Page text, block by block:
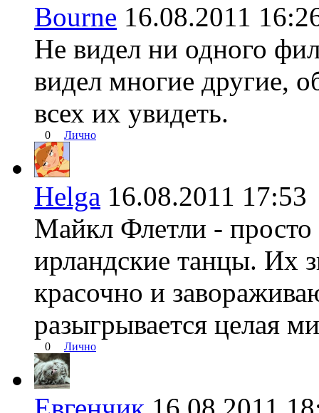
Bourne 16.08.2011
Не видел ни одного
видел многие другие,
всех их увидеть.
0 Лично
Helga 16.08.2011
Майкл Флетли - просто
ирландские танцы. Их
красочно и
разыгрывается целая
0 Лично